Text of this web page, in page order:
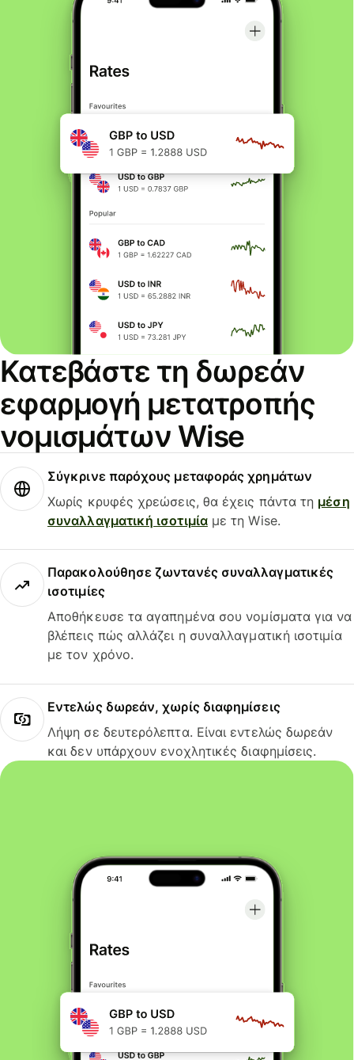
Κατεβάστε τη δωρεάν
εφαρμογή μετατροπής
νομισμάτων Wise
Σύγκρινε παρόχους μεταφοράς χρημάτων
Χωρίς κρυφές χρεώσεις, θα έχεις πάντα τη μέση
συναλλαγματική ισοτιμίαμε τη Wise.
Παρακολούθησε ζωντανές συναλλαγματικές
ισοτιμίες
Αποθήκευσε τα αγαπημένα σου νομίσματα για να
βλέπεις πώς αλλάζει η συναλλαγματική ισοτιμία
με τον χρόνο.
Εντελώς δωρεάν, χωρίς διαφημίσεις
Λήψη σε δευτερόλεπτα. Είναι εντελώς δωρεάν
και δεν υπάρχουν ενοχλητικές διαφημίσεις.